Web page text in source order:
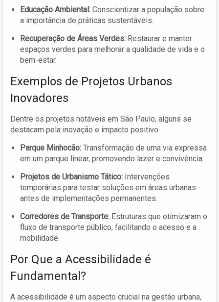
Educação Ambiental: Conscientizar a população sobre
a importância de práticas sustentáveis.
Recuperação de Áreas Verdes: Restaurar e manter
espaços verdes para melhorar a qualidade de vida e o
bem-estar.
Exemplos de Projetos Urbanos
Inovadores
Dentre os projetos notáveis em São Paulo, alguns se
destacam pela inovação e impacto positivo:
Parque Minhocão: Transformação de uma via expressa
em um parque linear, promovendo lazer e convivência.
Projetos de Urbanismo Tático: Intervenções
temporárias para testar soluções em áreas urbanas
antes de implementações permanentes.
Corredores de Transporte: Estruturas que otimizaram o
fluxo de transporte público, facilitando o acesso e a
mobilidade.
Por Que a Acessibilidade é
Fundamental?
A acessibilidade é um aspecto crucial na gestão urbana,